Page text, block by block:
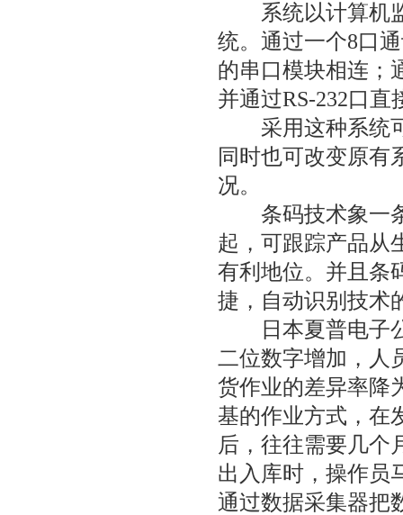
系统以计算机监
统。通过一个8口
的串口模块相连；
并通过RS-232口
采用这种系统可
同时也可改变原有
况。
条码技术象一条
起，可跟踪产品从
有利地位。并且条
捷，自动识别技术
日本夏普电子公
二位数字增加，人
货作业的差异率降
基的作业方式，在
后，往往需要几个
出入库时，操作员
通过数据采集器把